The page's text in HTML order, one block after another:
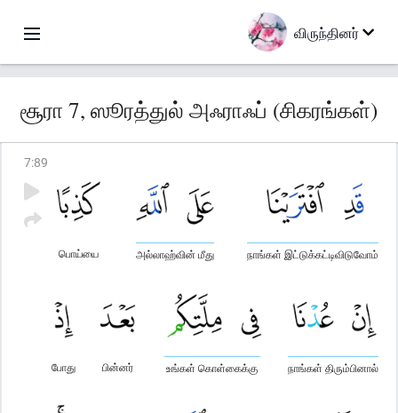
விருந்தினர்
சூரா 7, ஸூரத்துல் அஃராஃப் (சிகரங்கள்)
7:89
நாங்கள் இட்டுக்கட்டிவிடுவோம்
அல்லாஹ்வின் மீது
பொய்யை
நாங்கள் திரும்பினால்
உங்கள் கொள்கைக்கு
பின்னர்
போது